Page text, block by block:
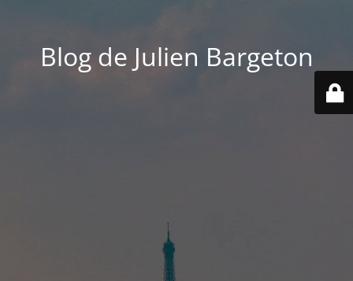
Blog de Julien Bargeton